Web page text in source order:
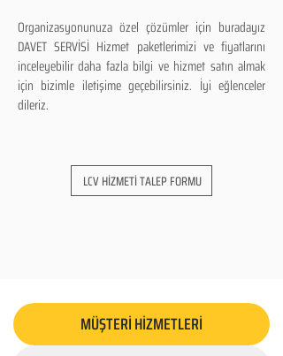
Organizasyonunuza özel çözümler için buradayız
DAVET SERVİSİ Hizmet paketlerimizi ve fiyatlarını
inceleyebilir daha fazla bilgi ve hizmet satın almak
için bizimle iletişime geçebilirsiniz. İyi eğlenceler
dileriz.
LCV HİZMETİ TALEP FORMU
MÜŞTERİ HİZMETLERİ